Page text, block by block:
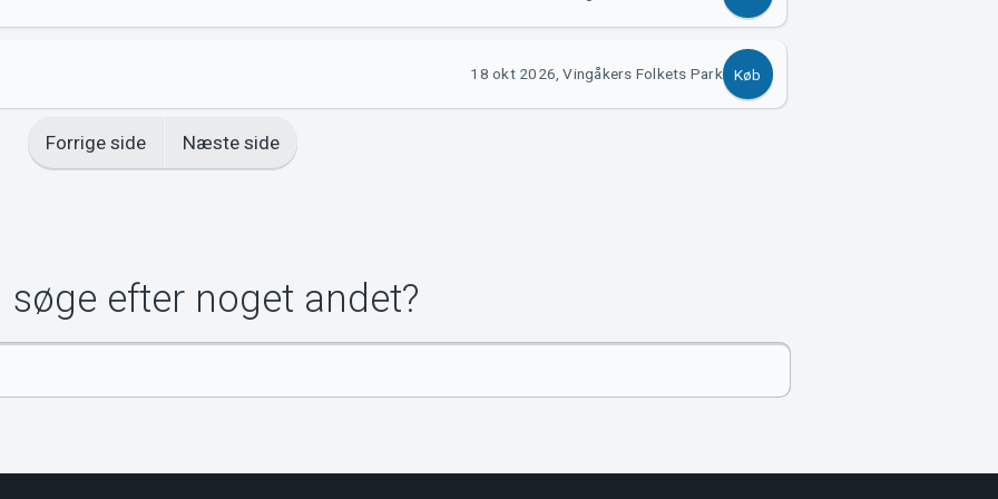
18 okt 2026, Vingåkers Folkets Park Køb
Forrige side Næste side
søge efter noget andet?